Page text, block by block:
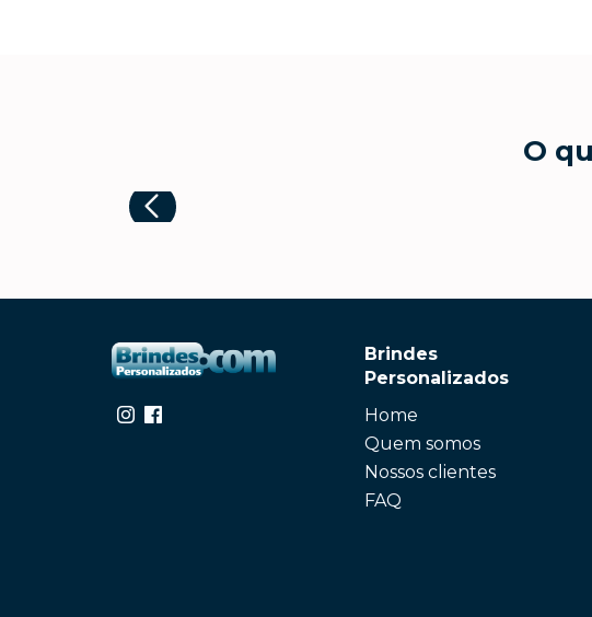
O
Brindes
Personalizados
Home
Quem somos
Nossos clientes
FAQ